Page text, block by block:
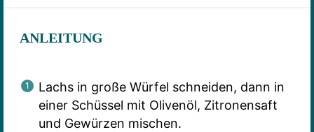
ANLEITUNG
Lachs in große Würfel schneiden, dann in
einer Schüssel mit Olivenöl, Zitronensaft
und Gewürzen mischen.